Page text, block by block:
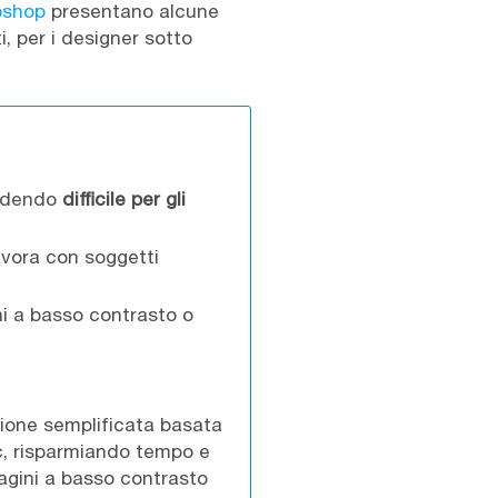
presentano alcune
per i designer sotto
difficile per gli
con soggetti
a basso contrasto o
semplificata basata
risparmiando tempo e
a basso contrasto